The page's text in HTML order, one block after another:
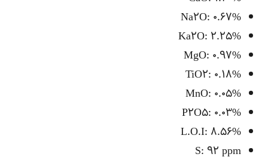
Na2O: 0.67%
Ka2O: 2.25%
MgO: 0.97%
TiO2: 0.18%
MnO: 0.05%
P2O5: 0.03%
L.O.I: 8.56%
S: 92 ppm